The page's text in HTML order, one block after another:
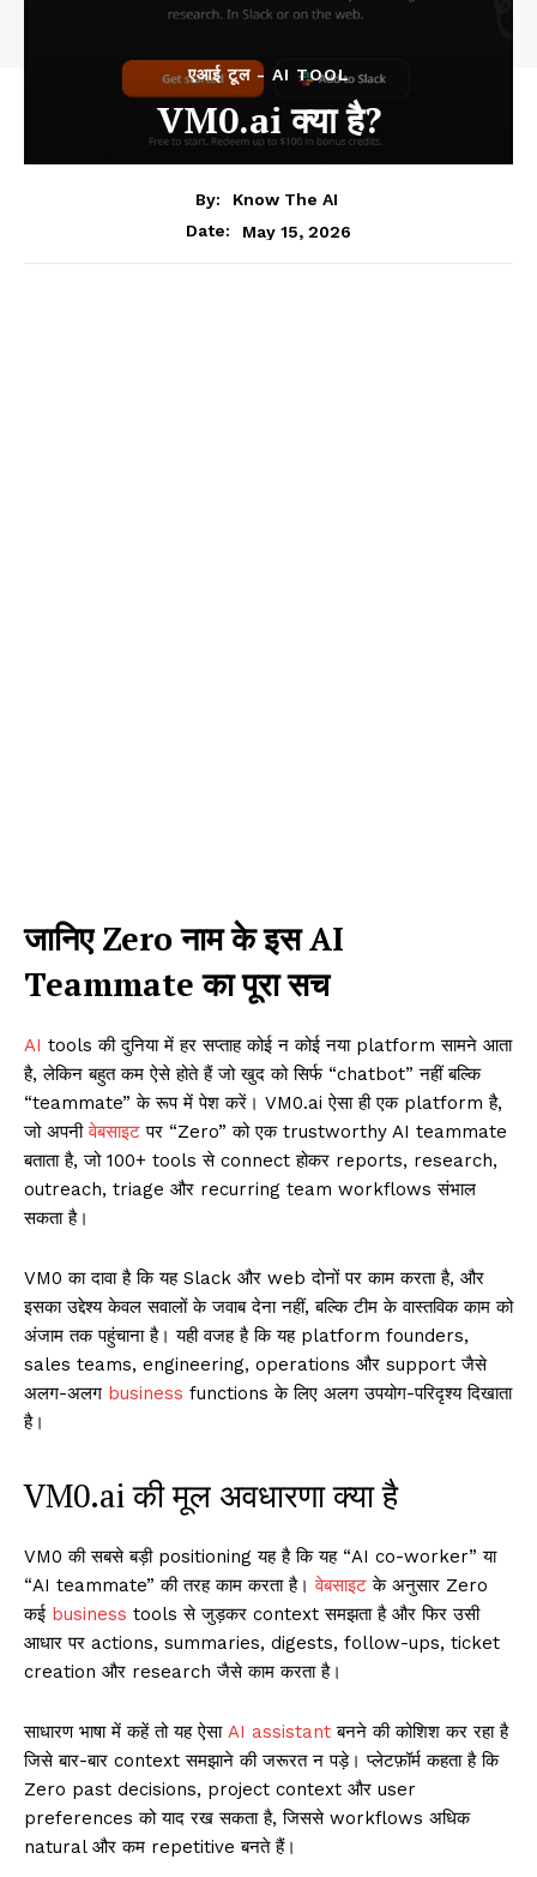
एआई टूल - AI TOOL
VM0.ai क्या है?
By:
Know The AI
Date:
May 15, 2026
जानिए Zero नाम के इस AI
Teammate का पूरा सच
AI tools की दुनिया में हर सप्ताह कोई न कोई नया platform सामने आता
है, लेकिन बहुत कम ऐसे होते हैं जो खुद को सिर्फ “chatbot” नहीं बल्कि
“teammate” के रूप में पेश करें। VM0.ai ऐसा ही एक platform है,
जो अपनीवेबसाइट पर “Zero” को एक trustworthy AI teammate
बताता है, जो 100+ tools से connect होकर reports, research,
outreach, triage और recurring team workflows संभाल
सकता है।
VM0 का दावा है कि यह Slack और web दोनों पर काम करता है, और
इसका उद्देश्य केवल सवालों के जवाब देना नहीं, बल्कि टीम के वास्तविक काम को
अंजाम तक पहुंचाना है। यही वजह है कि यह platform founders,
sales teams, engineering, operations और support जैसे
अलग-अलग business functions के लिए अलग उपयोग-परिदृश्य दिखाता
है।
VM0.ai की मूल अवधारणा क्या है
VM0 की सबसे बड़ी positioning यह है कि यह “AI co-worker” या
“AI teammate” की तरह काम करता है।वेबसाइट के अनुसार Zero
कई business tools से जुड़कर context समझता है और फिर उसी
आधार पर actions, summaries, digests, follow-ups, ticket
creation और research जैसे काम करता है।
साधारण भाषा में कहें तो यह ऐसा AI assistant बनने की कोशिश कर रहा है
जिसे बार-बार context समझाने की जरूरत न पड़े। प्लेटफ़ॉर्म कहता है कि
Zero past decisions, project context और user
preferences को याद रख सकता है, जिससे workflows अधिक
natural और कम repetitive बनते हैं।